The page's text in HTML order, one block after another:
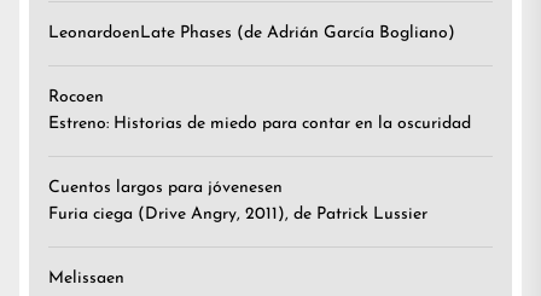
LeonardoenLate Phases (de Adrián García Bogliano)
Rocoen
Estreno: Historias de miedo para contar en la oscuridad
Cuentos largos para jóvenesen
Furia ciega (Drive Angry, 2011), de Patrick Lussier
Melissaen